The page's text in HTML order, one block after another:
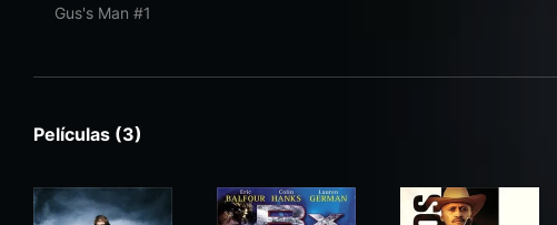
Gus's Man #1
Películas (3)